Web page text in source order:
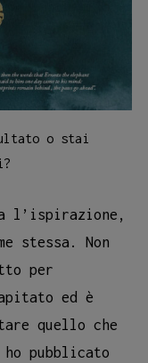
o stai
l’ispirazione,
stessa. Non
per
ed è
quello che
pubblicato